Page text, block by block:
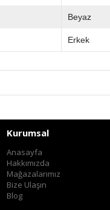
Beyaz
Erkek
Kurumsal
Anasayfa
Hakkımızda
Mağazalarımız
Bize Ulaşın
Blog